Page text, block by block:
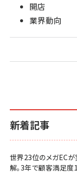
開店
業界動向
新着記事
世界23位のメガECが
解。3年で顧客満足